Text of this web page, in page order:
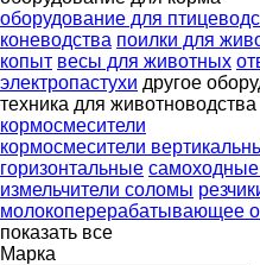
оборудование для
коневодства поилки для
копыт весы для животных
электропастухи другое
техника для животноводства
кормосмесители
кормосмесители
горизонтальные самоходные
измельчители соломы
молокоперерабатывающее
показать все
Марка